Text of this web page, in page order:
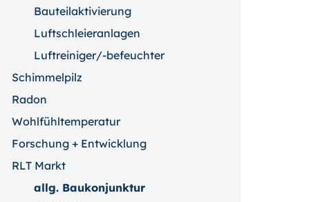
Bauteilaktivierung
Luftschleieranlagen
Luftreiniger/-befeuchter
Schimmelpilz
Radon
Wohlfühltemperatur
Forschung + Entwicklung
RLT Markt
allg. Baukonjunktur